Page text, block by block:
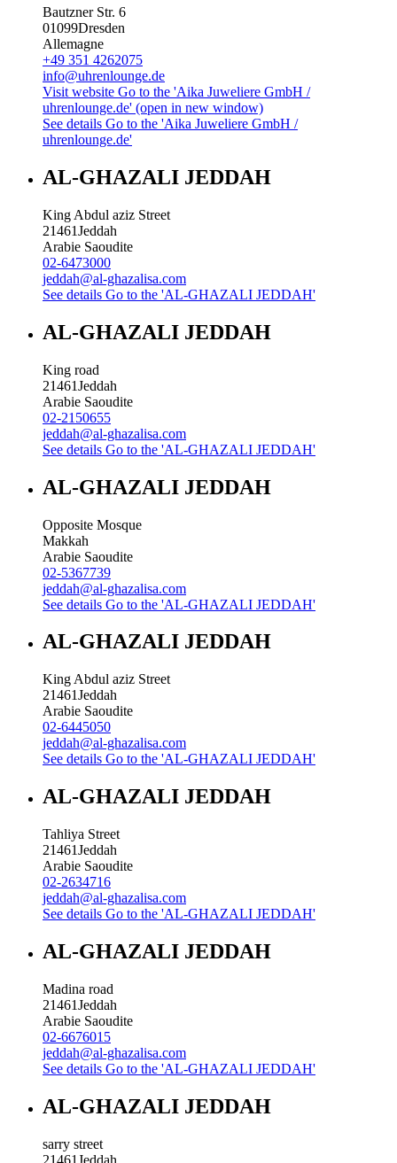
Bautzner Str. 6
01099Dresden
Allemagne
+49 351 4262075
info@uhrenlounge.de
Visit website Go to the 'Aika Juweliere GmbH /
uhrenlounge.de' (open in new window)
See details Go to the 'Aika Juweliere GmbH /
uhrenlounge.de'
AL-GHAZALI JEDDAH
King Abdul aziz Street
21461Jeddah
Arabie Saoudite
02-6473000
jeddah@al-ghazalisa.com
See details Go to the 'AL-GHAZALI JEDDAH'
AL-GHAZALI JEDDAH
King road
21461Jeddah
Arabie Saoudite
02-2150655
jeddah@al-ghazalisa.com
See details Go to the 'AL-GHAZALI JEDDAH'
AL-GHAZALI JEDDAH
Opposite Mosque
Makkah
Arabie Saoudite
02-5367739
jeddah@al-ghazalisa.com
See details Go to the 'AL-GHAZALI JEDDAH'
AL-GHAZALI JEDDAH
King Abdul aziz Street
21461Jeddah
Arabie Saoudite
02-6445050
jeddah@al-ghazalisa.com
See details Go to the 'AL-GHAZALI JEDDAH'
AL-GHAZALI JEDDAH
Tahliya Street
21461Jeddah
Arabie Saoudite
02-2634716
jeddah@al-ghazalisa.com
See details Go to the 'AL-GHAZALI JEDDAH'
AL-GHAZALI JEDDAH
Madina road
21461Jeddah
Arabie Saoudite
02-6676015
jeddah@al-ghazalisa.com
See details Go to the 'AL-GHAZALI JEDDAH'
AL-GHAZALI JEDDAH
sarry street
21461 Jeddah